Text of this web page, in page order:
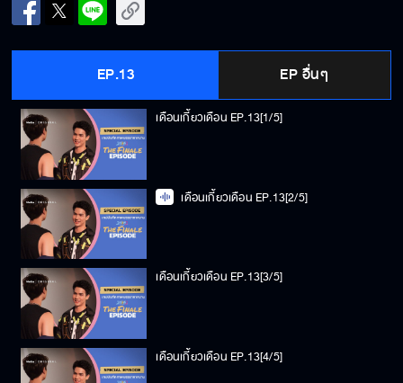
EP.13 EP อื่นๆ
เดือนเกี้ยวเดือน EP.13[1/5]
เดือนเกี้ยวเดือน EP.13[2/5]
เดือนเกี้ยวเดือน EP.13[3/5]
เดือนเกี้ยวเดือน EP.13[4/5]